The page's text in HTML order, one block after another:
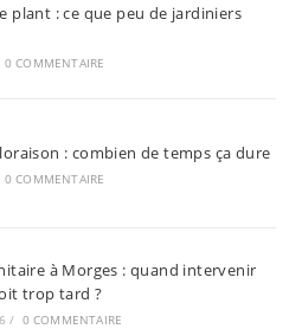
plant : ce que peu de jardiniers
0 COMMENTAIRE
: combien de temps ça dure
0 COMMENTAIRE
à Morges : quand intervenir
trop tard ?
/ 0 COMMENTAIRE